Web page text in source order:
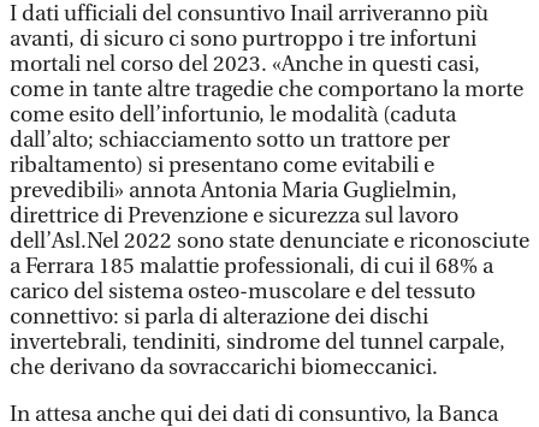
I dati ufficiali del consuntivo Inail arriveranno più
avanti, di sicuro ci sono purtroppo i tre infortuni
mortali nel corso del 2023. «Anche in questi casi,
come in tante altre tragedie che comportano la morte
come esito dell’infortunio, le modalità (caduta
dall’alto; schiacciamento sotto un trattore per
ribaltamento) si presentano come evitabili e
prevedibili» annota Antonia Maria Guglielmin,
direttrice di Prevenzione e sicurezza sul lavoro
dell’Asl.Nel 2022 sono state denunciate e riconosciute
a Ferrara 185 malattie professionali, di cui il 68% a
carico del sistema osteo-muscolare e del tessuto
connettivo: si parla di alterazione dei dischi
invertebrali, tendiniti, sindrome del tunnel carpale,
che derivano da sovraccarichi biomeccanici.
In attesa anche qui dei dati di consuntivo, la Banca